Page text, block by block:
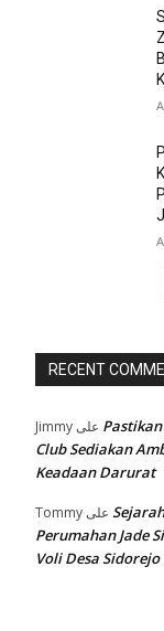
RECENT
Jimmy
Club Sediakan
Keadaan Darurat
Tommy
Perumahan Jade
Voli Desa